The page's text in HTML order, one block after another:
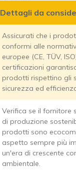
Dettagli da
Assicurati che i
conformi alle
europee (CE, TÜV,
certificazioni
prodotti rispettino gli
sicurezza ed
Verifica se il fornitore
di produzione
prodotti sono
aspetto sempre più
un'era di crescente
ambientale.